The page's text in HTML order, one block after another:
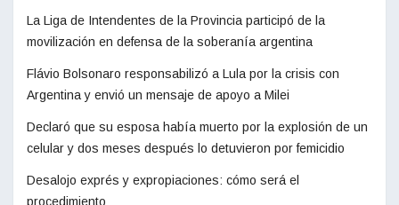
La Liga de Intendentes de la Provincia participó de la
movilización en defensa de la soberanía argentina
Flávio Bolsonaro responsabilizó a Lula por la crisis con
Argentina y envió un mensaje de apoyo a Milei
Declaró que su esposa había muerto por la explosión de un
celular y dos meses después lo detuvieron por femicidio
Desalojo exprés y expropiaciones: cómo será el
procedimiento